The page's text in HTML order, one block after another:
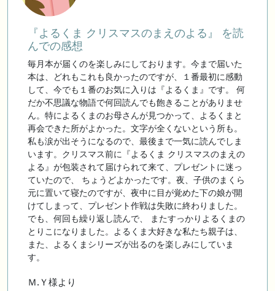
『よるくま クリスマスのまえのよる』 を読
んでの感想
毎月本が届くのを楽しみにしております。今まで届いた
本は、どれもこれも良かったのですが、１番最初に感動
して、今でも１番のお気に入りは『よるくま』です。 何
だか不思議な物語で何回読んでも飽きることがありませ
ん。特によるくまのお母さんが見つかって、よるくまと
再会できた所がよかった。文字が全くないという所も。
私も涙が出そうになるので、最後まで一気に読んでしま
います。クリスマス前に『よるくま クリスマスのまえの
よる』が包装されて届けられて来て、プレゼントに迷っ
ていたので、 ちょうどよかったです。夜、子供のまくら
元に置いて寝たのですが、夜中に目が覚めた下の娘が開
けてしまって、プレゼント作戦は失敗に終わりました。
でも、何回も繰り返し読んで、 またすっかりよるくまの
とりこになりました。よるくま大好きな私たち親子は、
また、よるくまシリーズが出るのを楽しみにしていま
す。
Ｍ.Ｙ様より